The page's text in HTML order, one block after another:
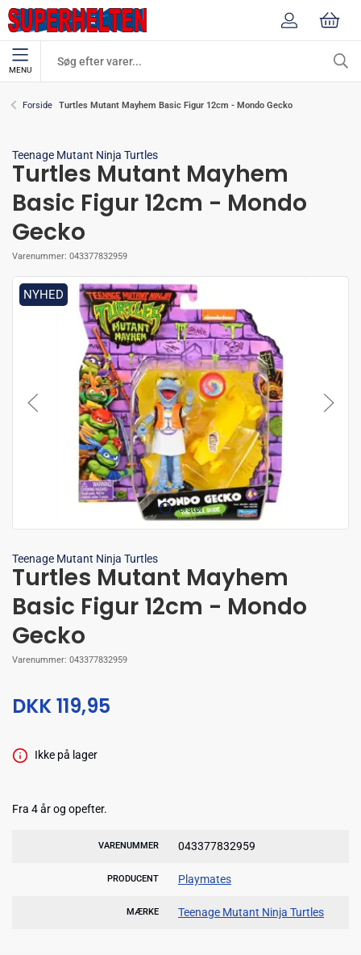
MENU
Forside Turtles Mutant Mayhem Basic Figur 12cm - Mondo Gecko
Teenage Mutant Ninja Turtles
Turtles Mutant Mayhem
Basic Figur 12cm - Mondo
Gecko
Varenummer: 043377832959
NYHED
Forstør
Teenage Mutant Ninja Turtles
Turtles Mutant Mayhem
Basic Figur 12cm - Mondo
Gecko
Varenummer: 043377832959
DKK 119,95
Ikke på lager
Fra 4 år og opefter.
VARENUMMER 043377832959
PRODUCENT Playmates
MÆRKE Teenage Mutant Ninja Turtles